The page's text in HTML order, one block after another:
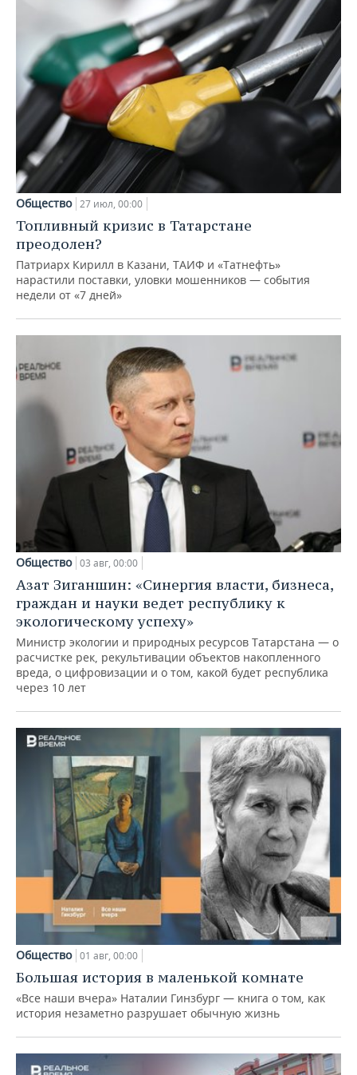
Общество 27 июл, 00:00
Топливный кризис в Татарстане
преодолен?
Патриарх Кирилл в Казани, ТАИФ и «Татнефть»
нарастили поставки, уловки мошенников — события
недели от «7 дней»
Общество 03 авг, 00:00
Азат Зиганшин: «Синергия власти, бизнеса,
граждан и науки ведет республику к
экологическому успеху»
Министр экологии и природных ресурсов Татарстана — о
расчистке рек, рекультивации объектов накопленного
вреда, о цифровизации и о том, какой будет республика
через 10 лет
Общество 01 авг, 00:00
Большая история в маленькой комнате
«Все наши вчера» Наталии Гинзбург — книга о том, как
история незаметно разрушает обычную жизнь